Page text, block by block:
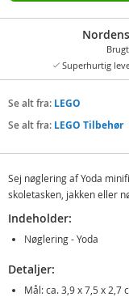
Superhurtig
Se alt fra: LEGO
Se alt fra: LEGO Tilbehør
Sej nøglering af Yoda
skoletasken, jakken eller
Indeholder:
Nøglering - Yoda
Detaljer:
Mål: ca. 3,9 x 7,5 x 2,7